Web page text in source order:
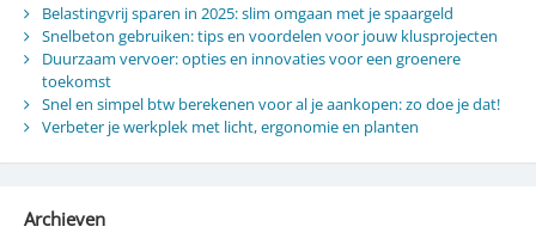
Belastingvrij sparen in 2025: slim omgaan met je spaargeld
Snelbeton gebruiken: tips en voordelen voor jouw klusprojecten
Duurzaam vervoer: opties en innovaties voor een groenere
toekomst
Snel en simpel btw berekenen voor al je aankopen: zo doe je dat!
Verbeter je werkplek met licht, ergonomie en planten
Archieven